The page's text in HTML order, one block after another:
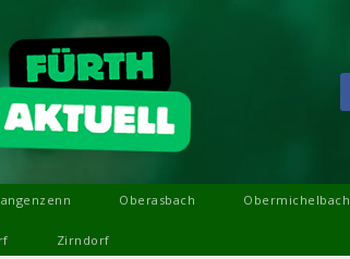
Oberasbach Obermichelbach
Zirndorf